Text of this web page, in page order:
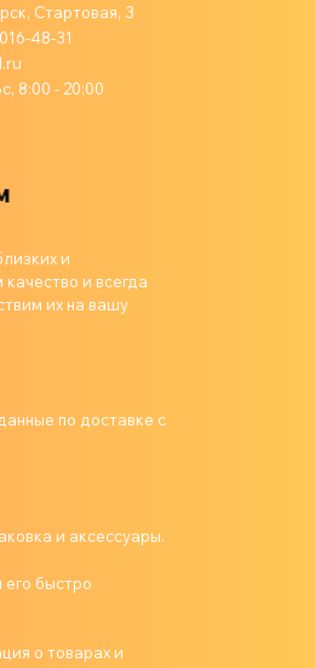
Стартовая, 3
48-31
8:00 - 20:00
и
и всегда
их на вашу
по доставке с
и аксессуары.
быстро
о товарах и